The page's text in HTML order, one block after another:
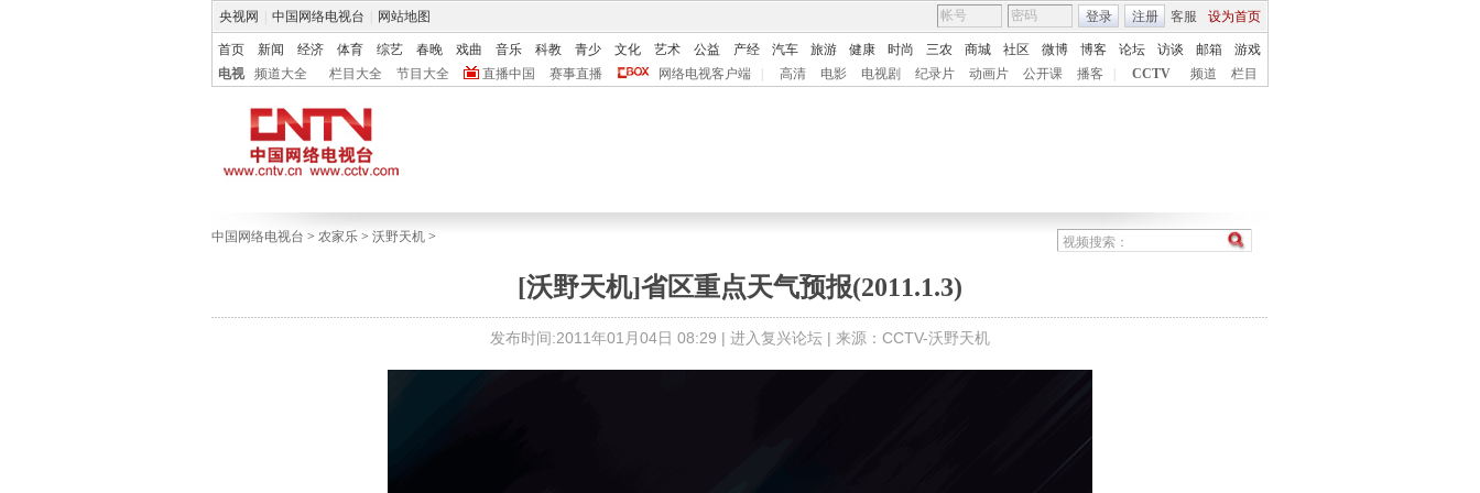
央视网 中国网络电视台 网站地图 客服 设为首页
登录 注册
首页 新闻 经济 体育 综艺 春晚 戏曲 音乐 科教 青少 文化 艺术 公益 产经 汽车 旅游 健康 时尚 三农 商城 社区 微博 博客 论坛 访谈 邮箱
游戏
电视
频道大全 栏目大全 节目大全 直播中国 赛事直播 网络电视客户端 高清 电影 电视剧 纪录片 动画片 公开课 播客 CCTV 频道 栏目
中国网络电视台 > 农家乐 > 沃野天机 >
[沃野天机]省区重点天气预报(2011.1.3)
发布时间:2011年01月04日 08:29 | 进入复兴论坛 | 来源：CCTV-沃野天机